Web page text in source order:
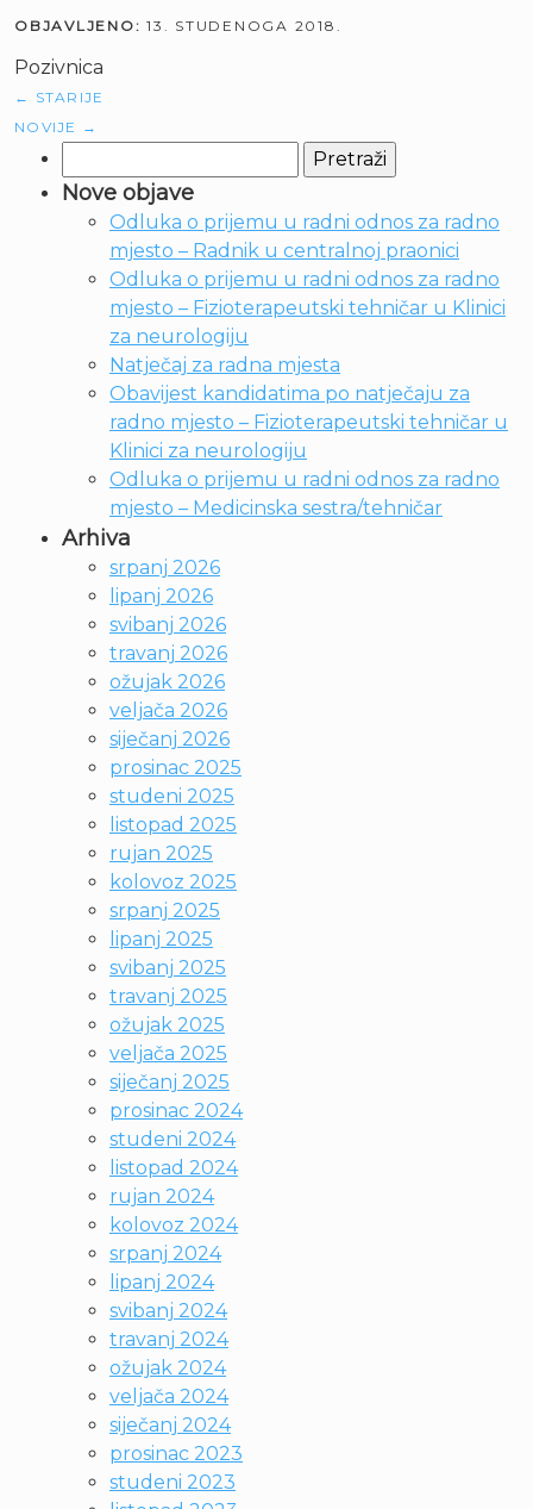
OBJAVLJENO: 13. STUDENOGA 2018.
Pozivnica
← STARIJE
NOVIJE →
Nove objave
Odluka o prijemu u radni odnos za radno
mjesto – Radnik u centralnoj praonici
Odluka o prijemu u radni odnos za radno
mjesto – Fizioterapeutski tehničar u Klinici
za neurologiju
Natječaj za radna mjesta
Obavijest kandidatima po natječaju za
radno mjesto – Fizioterapeutski tehničar u
Klinici za neurologiju
Odluka o prijemu u radni odnos za radno
mjesto – Medicinska sestra/tehničar
Arhiva
srpanj 2026
lipanj 2026
svibanj 2026
travanj 2026
ožujak 2026
veljača 2026
siječanj 2026
prosinac 2025
studeni 2025
listopad 2025
rujan 2025
kolovoz 2025
srpanj 2025
lipanj 2025
svibanj 2025
travanj 2025
ožujak 2025
veljača 2025
siječanj 2025
prosinac 2024
studeni 2024
listopad 2024
rujan 2024
kolovoz 2024
srpanj 2024
lipanj 2024
svibanj 2024
travanj 2024
ožujak 2024
veljača 2024
siječanj 2024
prosinac 2023
studeni 2023